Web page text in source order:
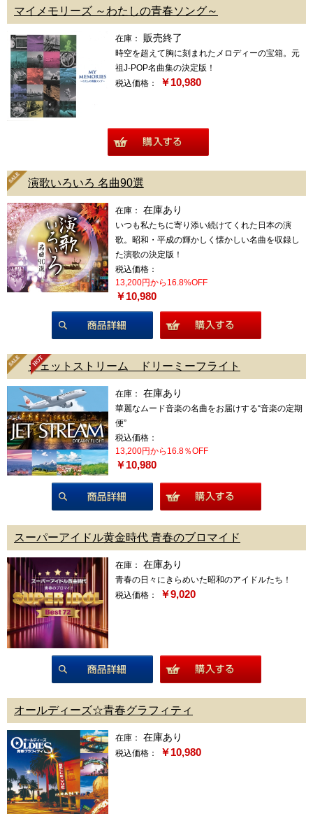
マイメモリーズ ～わたしの青春ソング～
在庫： 販売終了
時空を超えて胸に刻まれたメロディーの宝箱。元
祖J-POP名曲集の決定版！
税込価格：
￥10,980
演歌いろいろ 名曲90選
在庫： 在庫あり
いつも私たちに寄り添い続けてくれた日本の演
歌。昭和・平成の輝かしく懐かしい名曲を収録し
た演歌の決定版！
税込価格：
13,200円から16.8%OFF
￥10,980
ジェットストリーム ドリーミーフライト
在庫： 在庫あり
華麗なムード音楽の名曲をお届けする“音楽の定期
便”
税込価格：
13,200円から16.8％OFF
￥10,980
スーパーアイドル黄金時代 青春のブロマイド
在庫： 在庫あり
青春の日々にきらめいた昭和のアイドルたち！
税込価格：
￥9,020
オールディーズ☆青春グラフィティ
在庫： 在庫あり
税込価格： ￥10,980